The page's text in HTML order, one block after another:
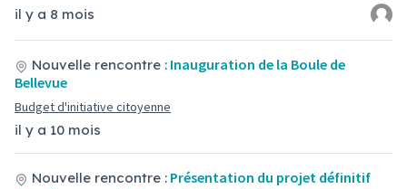
il y a 8 mois
il y a 10 mois
Nouvelle rencontre : Inauguration de la Boule de
Bellevue
Budget d'initiative citoyenne
Nouvelle rencontre : Présentation du projet définitif